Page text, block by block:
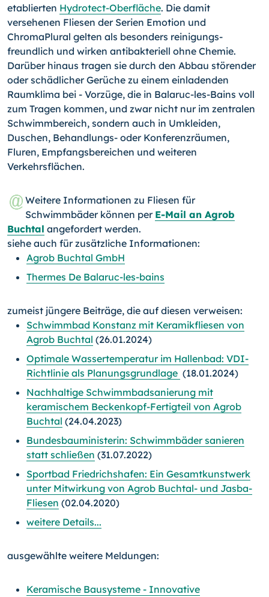
etablierten Hydrotect-Oberfläche. Die damit
versehenen Fliesen der Serien Emotion und
ChromaPlural gelten als besonders reinigungs-
freundlich und wirken antibakteriell ohne Chemie.
Darüber hinaus tragen sie durch den Abbau störender
oder schädlicher Gerüche zu einem einladenden
Raumklima bei - Vorzüge, die in Balaruc-les-Bains voll
zum Tragen kommen, und zwar nicht nur im zentra­len
Schwimmbereich, sondern auch in Umkleiden,
Duschen, Be­handlungs- oder Konferenzräumen,
Fluren, Empfangsbereichen und weiteren
Verkehrsflächen.
Weitere Informationen zu Fliesen für
Schwimmbäder können per E-Mail an Agrob
Buchtal angefordert werden.
siehe auch für zusätzliche Informationen:
Agrob Buchtal GmbH
Thermes De Balaruc-les-bains
zumeist jüngere Beiträge, die auf diesen verweisen:
Schwimmbad Konstanz mit Keramikfliesen von
Agrob Buchtal (26.01.2024)
Optimale Wassertemperatur im Hallenbad: VDI-
Richtlinie als Planungsgrundlage (18.01.2024)
Nachhaltige Schwimmbadsanierung mit
keramischem Beckenkopf-Fertigteil von Agrob
Buchtal (24.04.2023)
Bundesbauministerin: Schwimmbäder sanieren
statt schließen (31.07.2022)
Sportbad Friedrichshafen: Ein Gesamtkunstwerk
unter Mitwirkung von Agrob Buchtal- und Jasba-
Fliesen (02.04.2020)
weitere Details...
ausgewählte weitere Meldungen:
Keramische Bausysteme - Innovative